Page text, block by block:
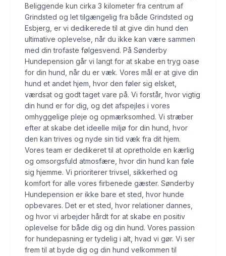
Beliggende kun cirka 3 kilometer fra centrum af
Grindsted og let tilgængelig fra både Grindsted og
Esbjerg, er vi dedikerede til at give din hund den
ultimative oplevelse, når du ikke kan være sammen
med din trofaste følgesvend. På Sønderby
Hundepension går vi langt for at skabe en tryg oase
for din hund, når du er væk. Vores mål er at give din
hund et andet hjem, hvor den føler sig elsket,
værdsat og godt taget vare på. Vi forstår, hvor vigtig
din hund er for dig, og det afspejles i vores
omhyggelige pleje og opmærksomhed. Vi stræber
efter at skabe det ideelle miljø for din hund, hvor
den kan trives og nyde sin tid væk fra dit hjem.
Vores team er dedikeret til at opretholde en kærlig
og omsorgsfuld atmosfære, hvor din hund kan føle
sig hjemme. Vi prioriterer trivsel, sikkerhed og
komfort for alle vores firbenede gæster. Sønderby
Hundepension er ikke bare et sted, hvor hunde
opbevares. Det er et sted, hvor relationer dannes,
og hvor vi arbejder hårdt for at skabe en positiv
oplevelse for både dig og din hund. Vores passion
for hundepasning er tydelig i alt, hvad vi gør. Vi ser
frem til at byde dig og din hund velkommen til